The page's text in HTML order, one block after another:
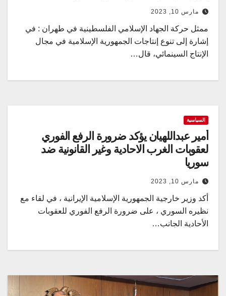
مارس 10, 2023
ممثل حركة الجهاد الإسلامي الفلسطينية في طهران : في
إشارة إلى تنوع إنتاجات الجمهورية الإسلامية في مجال
الإنتاج السينمائي، قال…
السياسية
أمير عبداللهيان يؤكد ضرورة الرفع الفوري
لعقوبات الغرب الاحادية وغير القانونية ضد
سوريا
مارس 10, 2023
أكد وزير خارجية الجمهورية الإسلامية الإيرانية ، في لقاء مع
نظيره السوري ، على ضرورة الرفع الفوري للعقوبات
الأحادية الجانب…